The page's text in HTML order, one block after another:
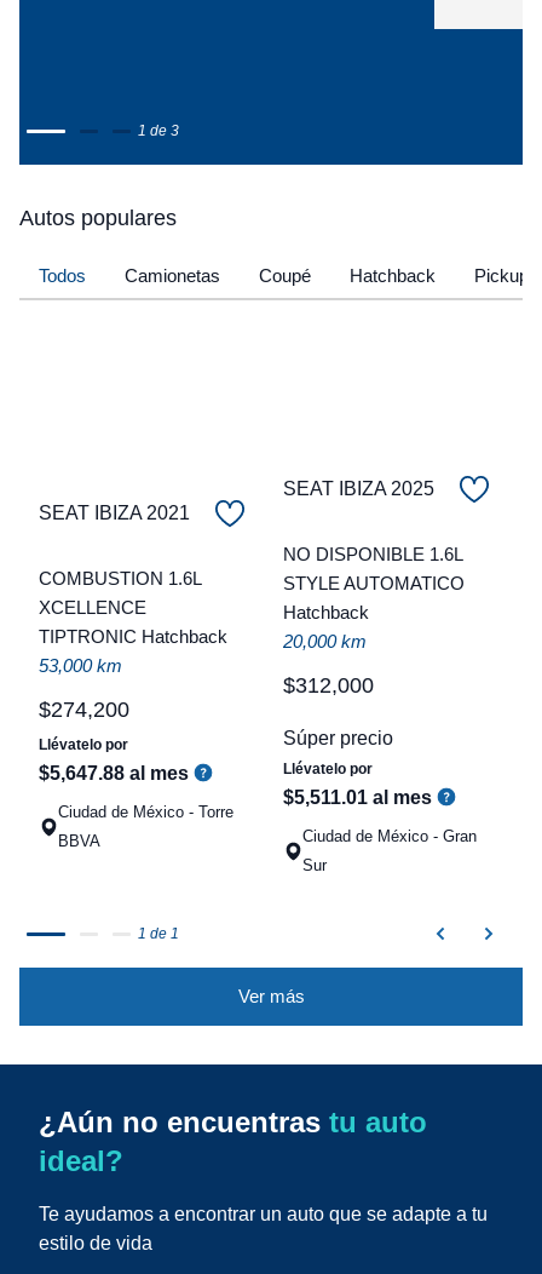
1 de 3
Autos populares
Todos Camionetas Coupé Hatchback Pickup
SEAT IBIZA 2021
COMBUSTION 1.6L
XCELLENCE
TIPTRONIC Hatchback
53,000 km
$274,200
Llévatelo por
$5,647.88 al mes
Ciudad de México - Torre
BBVA
SEAT IBIZA 2025
NO DISPONIBLE 1.6L
STYLE AUTOMATICO
Hatchback
20,000 km
$312,000
Súper precio
Llévatelo por
$5,511.01 al mes
Ciudad de México - Gran
Sur
1 de 1
Ver más
¿Aún no encuentras tu auto
ideal?
Te ayudamos a encontrar un auto que se adapte a tu
estilo de vida